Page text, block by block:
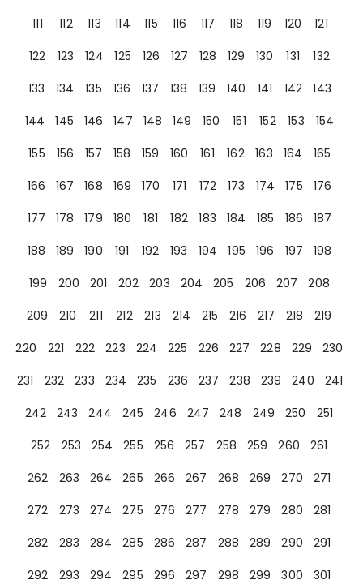
111
112 113 114 115 116 117 118 119 120
121
122
123 124 125 126 127 128 129 130 131
132
133
134 135 136 137 138 139 140 141 142
143
144
145 146 147 148 149 150 151 152 153
154
155
156 157 158 159 160 161 162 163 164
165
166
167 168 169 170 171 172 173 174 175
176
177
178 179 180 181 182 183 184 185 186
187
188
189 190 191 192 193 194 195 196 197
198
199
200 201 202 203 204 205 206 207
208
209
210 211 212 213 214 215 216 217 218
219
220
221 222 223 224 225 226 227 228 229
230
231
232 233 234 235 236 237 238 239 240
241
242
243 244 245 246 247 248 249 250
251
252
253 254 255 256 257 258 259 260
261
262
263 264 265 266 267 268 269 270
271
272
273 274 275 276 277 278 279 280
281
282
283 284 285 286 287 288 289 290
291
292
293 294 295 296 297 298 299 300 301